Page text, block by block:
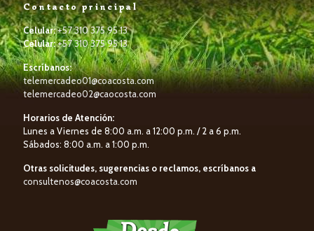
Contacto principal
Celular:+57 310 375 95 13
Celular:+57 310 375 95 13
Escríbanos:
telemercadeo01@coacosta.com
telemercadeo02@caocosta.com
Horarios de Atención:
Lunes a Viernes de 8:00 a.m. a 12:00 p.m. / 2 a 6 p.m.
Sábados: 8:00 a.m. a 1:00 p.m.
Otras solicitudes, sugerencias o reclamos, escríbanos a
consultenos@coacosta.com